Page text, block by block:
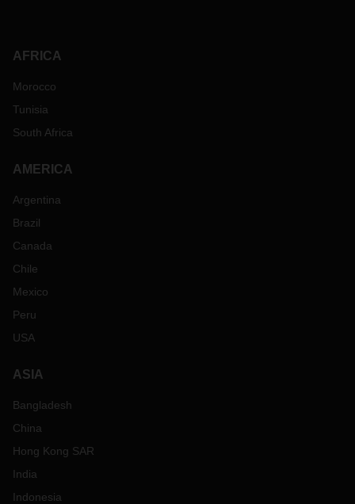
AFRICA
Morocco
Tunisia
South Africa
AMERICA
Argentina
Brazil
Canada
Chile
Mexico
Peru
USA
ASIA
Bangladesh
China
Hong Kong SAR
India
Indonesia